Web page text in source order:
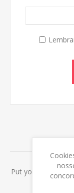
Put your login /